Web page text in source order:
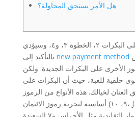
هل الأمر يستحق المحاولة؟
أي رمز خاص يظهر على البكرات ٢، الخطوة ٣، و٤، وسيؤدي
new payment method
الأخرى على البكرات الجديدة. ولكن
خلفية للعبة، حيث أن البكرات على
العنان لخيالك.هذه الأنواع من الرموز
أساسية لتجربة رموز الائتمان (٩، ١٠، J، Q، K، وA) بالإضافة